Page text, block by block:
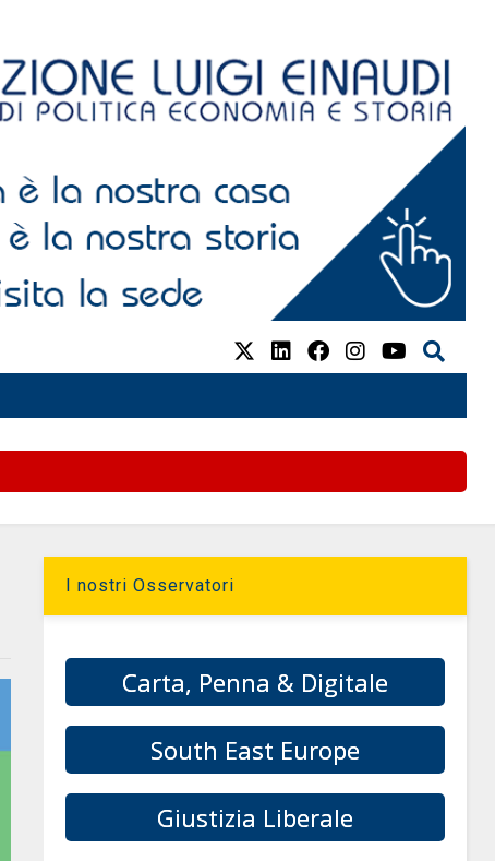
I nostri Osservatori
Carta, Penna & Digitale
South East Europe
Giustizia Liberale